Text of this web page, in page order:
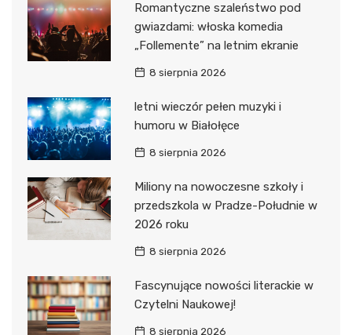
Romantyczne szaleństwo pod
gwiazdami: włoska komedia
„Follemente” na letnim ekranie
8 sierpnia 2026
letni wieczór pełen muzyki i
humoru w Białołęce
8 sierpnia 2026
Miliony na nowoczesne szkoły i
przedszkola w Pradze-Południe w
2026 roku
8 sierpnia 2026
Fascynujące nowości literackie w
Czytelni Naukowej!
8 sierpnia 2026